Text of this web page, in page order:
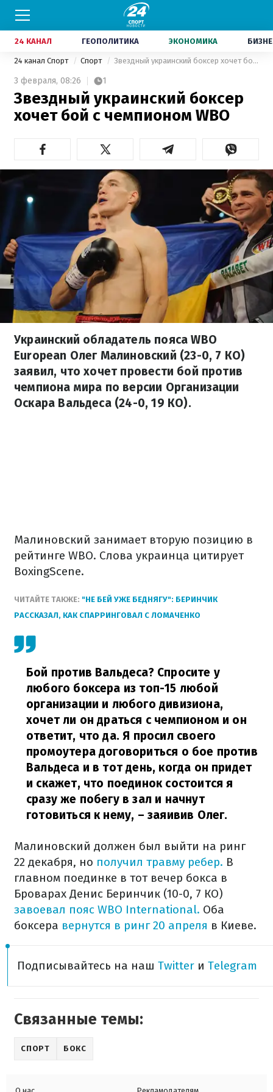
24 КАНАЛ ГЕОПОЛИТИКА ЭКОНОМИКА
24 канал Спорт Спорт Звездный украинский боксер хочет бой с чемпионом WBO
3 февраля, 08:26 1
Звездный украинский боксер
хочет бой с чемпионом WBO
Украинский обладатель пояса WBO
European Олег Малиновский (23-0, 7 КО)
заявил, что хочет провести бой против
чемпиона мира по версии Организации
Оскара Вальдеса (24-0, 19 КО).
Малиновский занимает вторую позицию в
рейтинге WBO. Слова украинца цитирует
BoxingScene.
ЧИТАЙТЕ ТАКЖЕ: "НЕ БЕЙ УЖЕ БЕДНЯГУ": БЕРИНЧИК
РАССКАЗАЛ, КАК СПАРРИНГОВАЛ С ЛОМАЧЕНКО
Бой против Вальдеса? Спросите у
любого боксера из топ-15 любой
организации и любого дивизиона,
хочет ли он драться с чемпионом и он
ответит, что да. Я просил своего
промоутера договориться о бое против
Вальдеса и в тот день, когда он придет
и скажет, что поединок состоится я
сразу же побегу в зал и начнут
готовиться к нему, – заяивив Олег.
Малиновский должен был выйти на ринг
22 декабря, но получил травму ребер. В
главном поединке в тот вечер бокса в
Броварах Денис Беринчик (10-0, 7 КО)
завоевал пояс WBO International. Оба
боксера вернутся в ринг 20 апреля в Киеве.
Подписывайтесь на наш Twitter и Telegram
Связанные темы:
СПОРТ БОКС